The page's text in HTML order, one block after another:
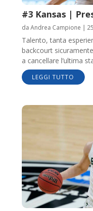
#3 Kansas |
da Andrea Campione |
Talento, tanta
backcourt
a cancellare l’ultima
LEGGI TUTTO